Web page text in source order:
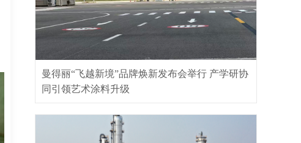
曼得丽“飞越新境”品牌焕新发布会举行 产学研协
同引领艺术涂料升级